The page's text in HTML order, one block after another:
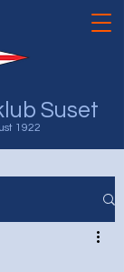
Suset
1922